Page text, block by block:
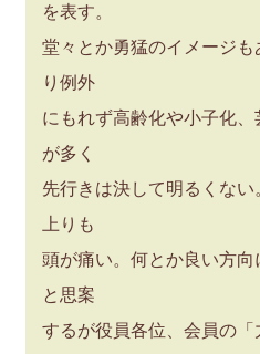
を表す。
堂々とか勇猛のイメージ
り例外
にもれず高齢化や小子化
が多く
先行きは決して明るくな
上りも
頭が痛い。何とか良い方
と思案
するが役員各位、会員の